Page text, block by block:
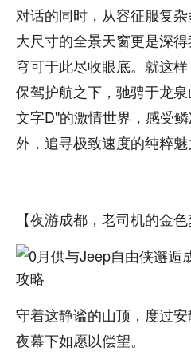
对话的同时，从容征服复
大尺寸的全景天窗更是深
穹可于此尽收眼底。就这
保驾护航之下，驰骋于龙
文字D"的激情世界，感受
外，追寻极致速度的纯粹魅
【夜游成都，老司机的金色
守着这静谧的山顶，度过
夜幕下如愿以偿望。